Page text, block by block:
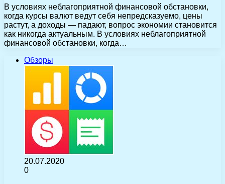
В условиях неблагоприятной финансовой обстановки,
когда курсы валют ведут себя непредсказуемо, цены
растут, а доходы — падают, вопрос экономии становится
как никогда актуальным. В условиях неблагоприятной
финансовой обстановки, когда…
Обзоры
20.07.2020
0